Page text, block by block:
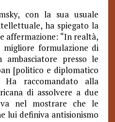
con la sua usuale
ha spiegato la
affermazione: “In realtà,
migliore formulazione di
presso le
[politico e diplomatico
raccomandato alla
di assolvere a due
nel mostrare che le
lui definiva antisionismo